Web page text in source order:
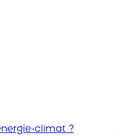
climat ?